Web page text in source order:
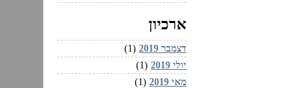
ארכיון
דצמבר 2019
(1)
יולי 2019
(1)
מאי 2019
(1)